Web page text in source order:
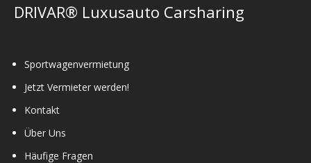
DRIVAR® Luxusauto Carsharing
Sportwagenvermietung
Jetzt Vermieter werden!
Kontakt
Über Uns
Häufige Fragen